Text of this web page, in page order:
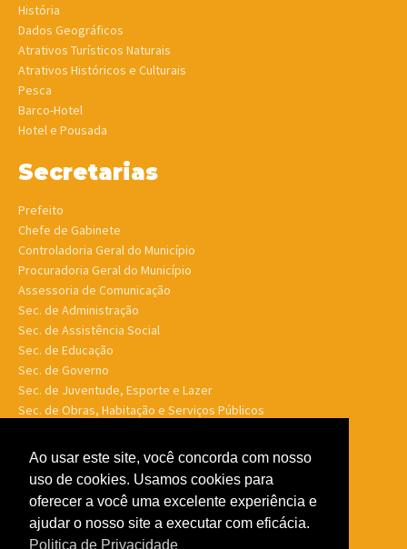
História
Dados Geográficos
Atrativos Turísticos Naturais
Atrativos Históricos e Culturais
Pesca
Barco-Hotel
Hotel e Pousada
Secretarias
Prefeito
Chefe de Gabinete
Controladoria Geral do Município
Procuradoria Geral do Município
Assessoria de Comunicação
Sec. de Administração
Sec. de Assistência Social
Sec. de Educação
Sec. de Governo
Sec. de Juventude, Esporte e Lazer
Sec. de Obras, Habitação e Serviços Públicos
Sec. de Saúde
Sec. de Turismo
Sec. de Meio Ambiente, Desenv. Agrário, Aquicultura e Pesca
Ao usar este site, você concorda com nosso
uso de cookies. Usamos cookies para
oferecer a você uma excelente experiência e
ajudar o nosso site a executar com eficácia.
Politica de Privacidade